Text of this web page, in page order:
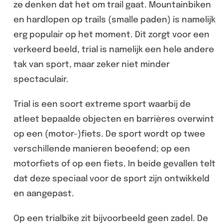
ze denken dat het om trail gaat. Mountainbiken
en hardlopen op trails (smalle paden) is namelijk
erg populair op het moment. Dit zorgt voor een
verkeerd beeld, trial is namelijk een hele andere
tak van sport, maar zeker niet minder
spectaculair.
Trial is een soort extreme sport waarbij de
atleet bepaalde objecten en barrières overwint
op een (motor-)fiets. De sport wordt op twee
verschillende manieren beoefend; op een
motorfiets of op een fiets. In beide gevallen telt
dat deze speciaal voor de sport zijn ontwikkeld
en aangepast.
Op een trialbike zit bijvoorbeeld geen zadel. De